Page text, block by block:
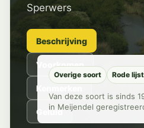
Sperwers
Beschrijving
Voorkomen
Kenmerken
Geluid
Overige soort Rode
Van deze soort is sinds
in Meijendel